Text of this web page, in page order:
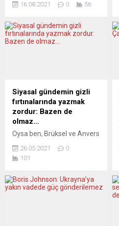
askeri uçak gönderileceğini
Ank Bijleveld, Twitter’dan
yaptığı açıklamada,
yapan Afganistan
vatandaşlarının askeri uçak
ile tahliye edileceğini
kaydetti. Kabil’deki Hollanda
itibarıyla...
16.08.2021 0 56
Siyasal gündemin gizli
fırtınalarında yazmak
zordur: Bazen de
olmaz…
Oysa ben, Brüksel ve Anvers
bir araştırmaya göre
özellikle sağlık konusunda
yetişkinlerden çok gençlerin,
sol seçmenden çok sağ
26.05.2021
0
101